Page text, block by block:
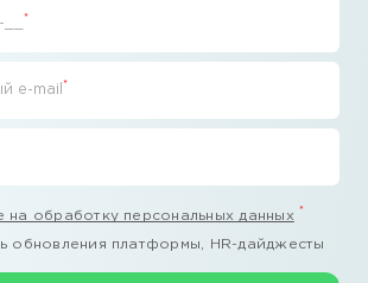
*
e-mail *
на обработку персональных данных *
обновления платформы, HR-дайджесты